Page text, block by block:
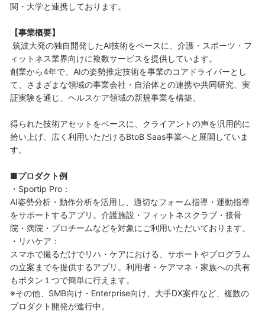
関・大学と連携しております。
【事業概要】
筑波大発の独自開発したAI技術をベースに、介護・スポーツ・フ
ィットネス業界向けに複数サービスを提供しています。
創業から4年で、AIの姿勢推定技術を事業のコアドライバーとし
て、さまざまな領域の事業会社・自治体との連携や共同研究、実
証実験を通じ、ヘルスケア領域の新規事業を構築。
得られた技術アセットをベースに、クライアントの声を汎用的に
拾い上げ、広く利用いただけるBtoB Saas事業へと展開していま
す。
■プロダクト例
・Sportip Pro：
AI姿勢分析・動作分析を活用し、適切なフォーム指導・運動指導
をサポートするアプリ。介護施設・フィットネスクラブ・接骨
院・病院・プロチームなどを対象にご利用いただいております。
・リハケア：
スマホで撮るだけでリハ・ケアにおける、サポートやプログラム
の立案までを提供するアプリ。利用者・ケアマネ・家族への共有
もボタン１つで簡単に行えます。
※その他、SMB向け・Enterprise向け、大手DX案件など、複数の
プロダクト開発が進行中。